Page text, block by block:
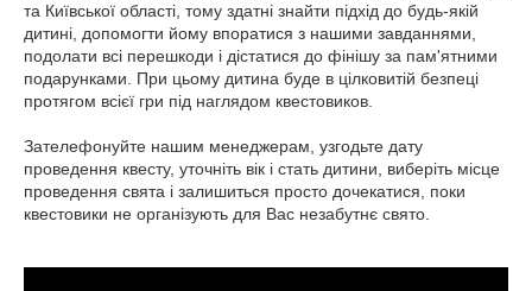
та Київської області, тому здатні знайти підхід до будь-якій
дитині, допомогти йому впоратися з нашими завданнями,
подолати всі перешкоди і дістатися до фінішу за пам'ятними
подарунками. При цьому дитина буде в цілковитій безпеці
протягом всієї гри під наглядом квестовиков.
Зателефонуйте нашим менеджерам, узгодьте дату
проведення квесту, уточніть вік і стать дитини, виберіть місце
проведення свята і залишиться просто дочекатися, поки
квестовики не організують для Вас незабутнє свято.